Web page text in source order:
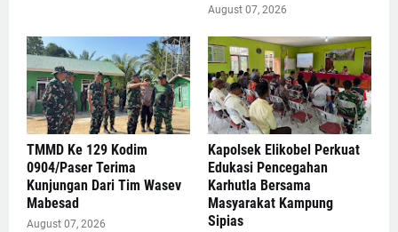
August 07, 2026
TMMD Ke 129 Kodim
0904/Paser Terima
Kunjungan Dari Tim Wasev
Mabesad
August 07, 2026
Kapolsek Elikobel Perkuat
Edukasi Pencegahan
Karhutla Bersama
Masyarakat Kampung
Sipias